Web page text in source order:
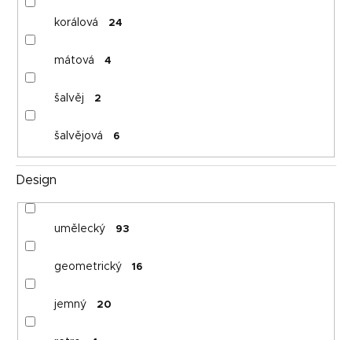
korálová 24
mátová 4
šalvěj 2
šalvějová 6
Design
umělecký 93
geometrický 16
jemný 20